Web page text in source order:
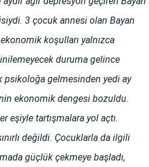
3 çocuk annesi olan Bayan
koşulları yalnızca
duruma gelince
psikoloğa gelmesinden yedi ay
ekonomik dengesi bozuldu.
eşiyle tartışmalara yol açtı.
değildi. Çocuklarla da ilgili
güçlük çekmeye başladı,